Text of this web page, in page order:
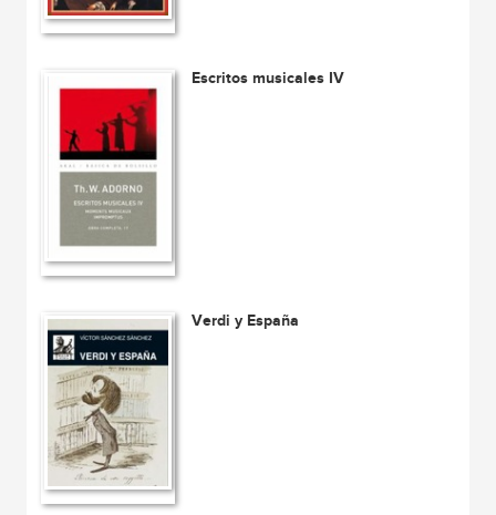
Escritos musicales IV
Verdi y España